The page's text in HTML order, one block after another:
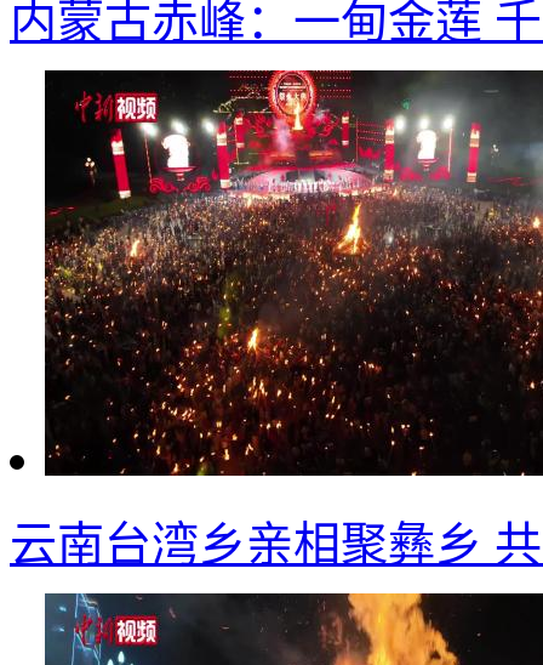
内蒙古赤峰：一甸金莲
云南台湾乡亲相聚彝乡